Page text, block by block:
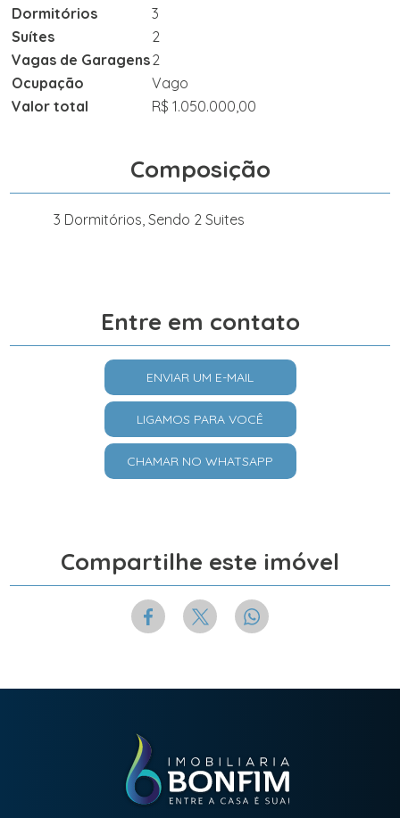
Dormitórios
3
Suítes
2
Vagas de Garagens2
Ocupação
Vago
Valor total
R$ 1.050.000,00
Composição
3 Dormitórios, Sendo 2 Suites
Entre em contato
ENVIAR UM E-MAIL
LIGAMOS PARA VOCÊ
CHAMAR NO WHATSAPP
Compartilhe este imóvel